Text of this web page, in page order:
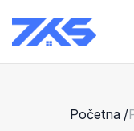
Početna /